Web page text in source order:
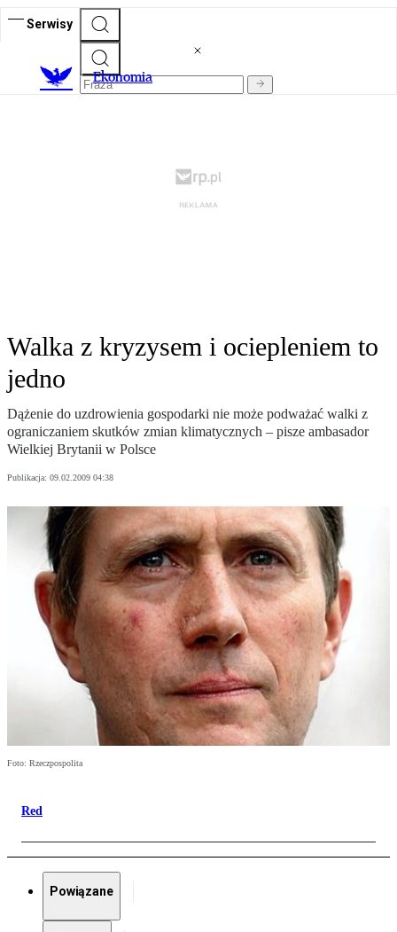
Serwisy
Ekonomia
Walka z kryzysem i ociepleniem to
jedno
Dążenie do uzdrowienia gospodarki nie może podważać walki z
ograniczaniem skutków zmian klimatycznych – pisze ambasador
Wielkiej Brytanii w Polsce
Publikacja: 09.02.2009 04:38
Foto: Rzeczpospolita
Red
Powiązane